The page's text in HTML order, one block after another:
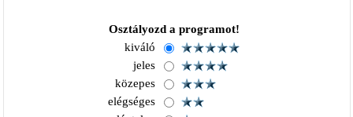
Osztályozd a programot!
kiváló
jeles
közepes
elégséges